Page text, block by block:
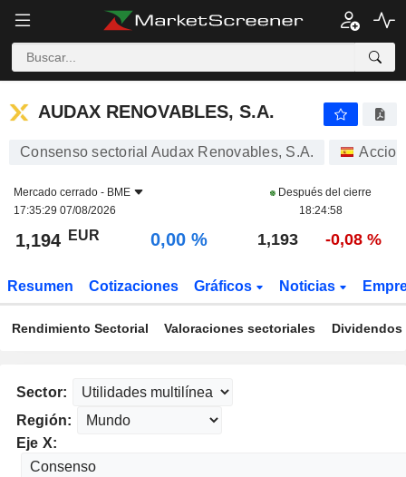
AUDAX RENOVABLES, S.A. 0,00 %
AUDAX RENOVABLES, S.A.
Consenso sectorial Audax Renovables, S.A.
Mercado cerrado - BME
17:35:29 07/08/2026
Después del cierre
18:24:58
1,194 EUR 0,00 % 1,193 -0,08 %
Resumen Cotizaciones Gráficos Noticias
Rendimiento Sectorial Valoraciones sectoriales
Sector:
Región:
Eje X: